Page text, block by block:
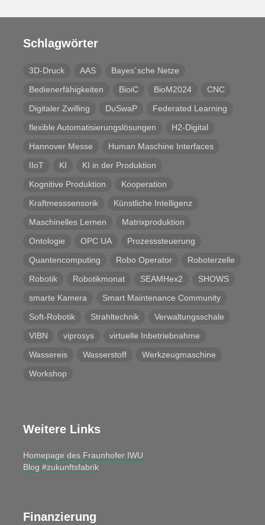
Schlagwörter
3D-Druck AAS
Bayes´sche Netze
Bedienerfähigkeiten
BioiC BioM2024
CNC
Digitaler Zwilling
DuSwaP
Federated Learning
flexible Automatisierungslösungen
H2-Digital
Hannover Messe
Human Maschine Interfaces
IIoT
KI
KI in der Produktion
Kognitive Produktion
Kooperation
Kraftmesssensorik
Künstliche Intelligenz
Maschinelles Lernen
Matrixproduktion
Ontologie
OPC UA
Prozesssteuerung
Quantencomputing
Robo Operator
Roboterzelle
Robotik
Robotikmonat SEAMHex2
SHOWS
smarte Kamera
Smart Maintenance Community
Soft-Robotik
Strahltechnik
Verwaltungsschale
VIBN
viprosys
virtuelle Inbetriebnahme
Wassereis
Wasserstoff
Werkzeugmaschine
Workshop
Weitere Links
Homepage des Fraunhofer IWU
Blog #zukunftsfabrik
Finanzierung